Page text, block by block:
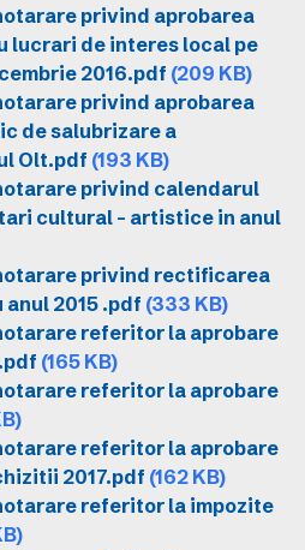
privind aprobarea
lucrari de interes local pe
2016.pdf (209 KB)
privind aprobarea
de salubrizare a
Olt.pdf (193 KB)
privind calendarul
cultural - artistice in anul
privind rectificarea
2015 .pdf (333 KB)
referitor la aprobare
(165 KB)
referitor la aprobare
referitor la aprobare
2017.pdf (162 KB)
referitor la impozite